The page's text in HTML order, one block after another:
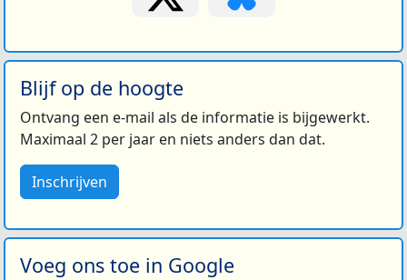
Blijf op de hoogte
Ontvang een e-mail als de informatie is bijgewerkt.
Maximaal 2 per jaar en niets anders dan dat.
Inschrijven
Voeg ons toe in Google